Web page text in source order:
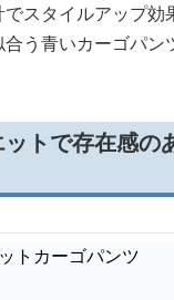
スタイルアップ効
う青いカーゴパン
トで存在感の